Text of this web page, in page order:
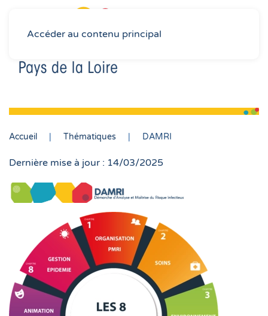
Accéder au contenu principal
Accueil Thématiques DAMRI
Dernière mise à jour : 14/03/2025